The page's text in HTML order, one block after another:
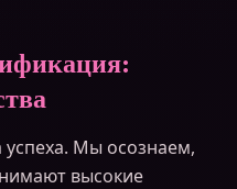
Мы осознаем,
высокие